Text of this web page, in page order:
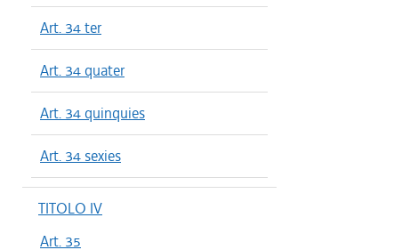
Art. 34 ter
Art. 34 quater
Art. 34 quinquies
Art. 34 sexies
TITOLO IV
Art. 35